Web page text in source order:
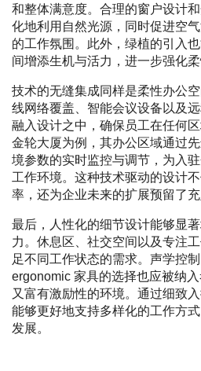
和整体满意度。合理的窗户设计
化地利用自然光源，同时促进空
的工作氛围。此外，绿植的引入
间增添生机与活力，进一步强化柔
技术的无缝集成同样是柔性办公
线网络覆盖、智能会议设备以及
融入设计之中，确保员工在任何
金轮大厦为例，其办公区域通过
境参数的实时监控与调节，为入
工作环境。这种技术驱动的设计
率，还为企业未来的扩展预留了充
最后，人性化的细节设计能够显
力。休息区、社交空间以及专注
足不同工作状态的需求。声学控
ergonomic 家具的选择也应被纳
又富有激励性的环境。通过细致
能够更好地支持多样化的工作方
发展。